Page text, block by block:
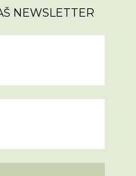
NEWSLETTER